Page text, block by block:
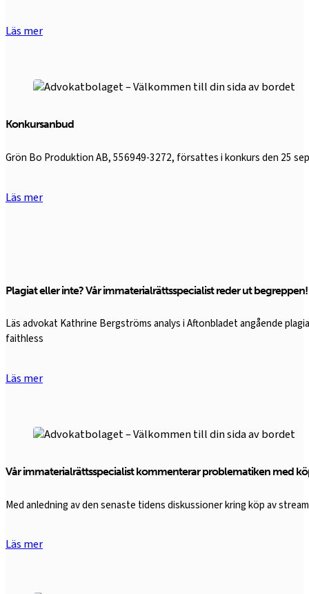
Läs mer
Konkursanbud
Grön Bo Produktion AB, 556949-3272, försattes i konkurs den 25
Läs mer
Plagiat eller inte? Vår immaterialrättsspecialist reder ut begreppen!
Läs advokat Kathrine Bergströms analys i Aftonbladet angående
faithless
Läs mer
Vår immaterialrättsspecialist kommenterar problematiken med
Med anledning av den senaste tidens diskussioner kring köp av
Läs mer